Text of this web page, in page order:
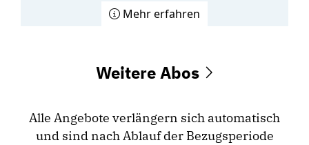
Mehr erfahren
Weitere Abos
Alle Angebote verlängern sich automatisch
und sind nach Ablauf der Bezugsperiode